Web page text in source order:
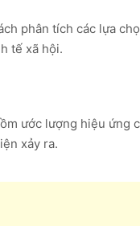
phân tích các lựa
tế xã hội.
ước lượng hiệu ứng
xảy ra.